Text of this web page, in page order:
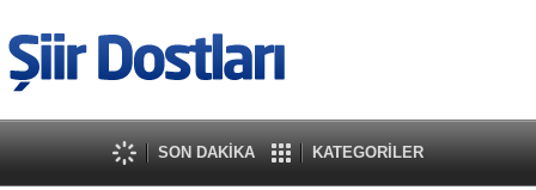
SON DAKİKA KATEGORİLER